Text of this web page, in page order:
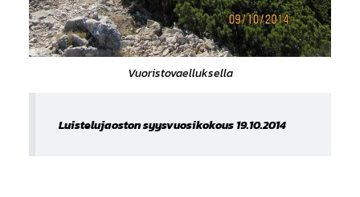
Vuoristovaelluksella
Luistelujaoston syysvuosikokous 19.10.2014